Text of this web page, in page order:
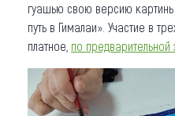
гуашью свою версию картины
путь в Гималаи». Участие в
платное, по предварительной